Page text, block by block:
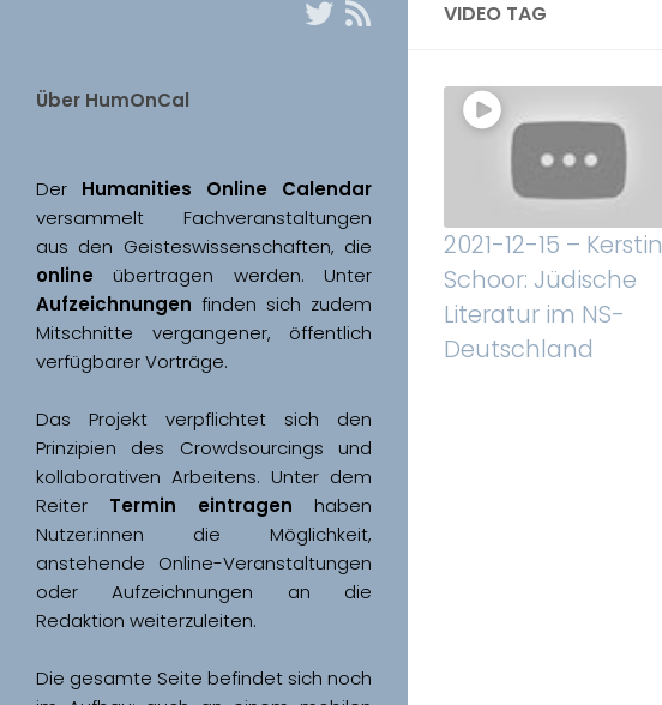
VIDEO TAG
2021-12-15 – Kerstin
Schoor: Jüdische
Literatur im NS-
Deutschland
Über HumOnCal
Der
versammelt Fachveranstaltungen
online
Aufzeichnungen finden sich zudem
Mitschnitte vergangener, öffentlich
Das Projekt verpflichtet sich den
Prinzipien des Crowdsourcings und
kollaborativen Arbeitens. Unter dem
Reiter Termin eintragen haben
Nutzer:innen die Möglichkeit,
anstehende Online-Veranstaltungen
oder Aufzeichnungen an die
Redaktion weiterzuleiten.
Die gesamte Seite befindet sich noch